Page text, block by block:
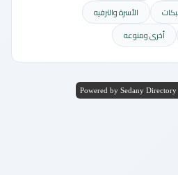
الأسرة والترفيه
أخرى ومنوعه
Powered by Sedany Directory